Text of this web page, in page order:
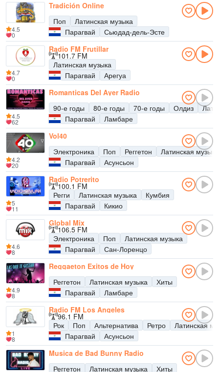
Tradición Online
Поп
Латинская музыка
Парагвай
Сьюдад-дель-Эсте
4.5
0
Radio FM Frutillar
101.7 FM
Латинская музыка
Парагвай
Арегуа
4.7
0
Romanticas Del Ayer Radio
90-е годы
80-е годы 70-е годы Олдиз
Парагвай
Ламбаре
4.5
62
Vol40
Электроника
Поп Реггетон
Латинская музыка
Парагвай
Асунсьон
4.2
20
Radio Potrerito
100.1 FM
Регги
Латинская музыка
Кумбия
Парагвай
Кикио
5
11
Global Mix
106.5 FM
Электроника
Поп
Латинская музыка
Парагвай
Сан-Лоренцо
4.6
8
Reggaeton Exitos de Hoy
Реггетон
Латинская музыка
Хиты
Парагвай
Ламбаре
4.9
8
Radio FM Los Angeles
96.1 FM
Рок
Поп Альтернатива Ретро
Латинская
Парагвай
Асунсьон
1
8
Musica de Bad Bunny Radio
Реггетон
Латинская музыка Хиты